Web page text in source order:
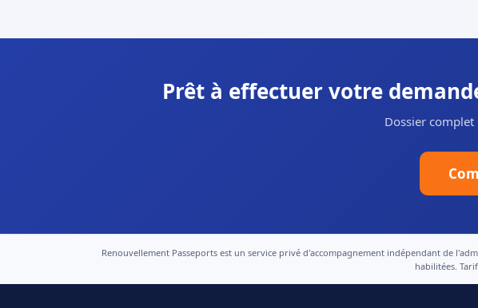
Prêt à effectuer votre
Dossier
Renouvellement Passeports est un service privé d'accompagnement indépendant de
habilitées.